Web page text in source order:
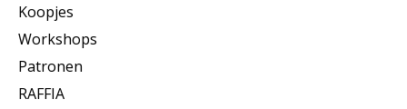
Koopjes
Workshops
Patronen
RAFFIA